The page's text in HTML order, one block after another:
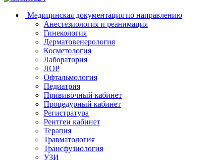
Медицинская документация по направлению
Анестезиология и реанимация
Гинекология
Дерматовенерология
Косметология
Лаборатория
ЛОР
Офтальмология
Педиатрия
Прививочный кабинет
Процедурный кабинет
Регистратура
Рентген кабинет
Терапия
Травматология
Трансфузиология
УЗИ